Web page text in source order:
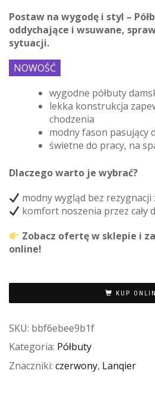
Postaw na wygodę i styl –
oddychające i wsuwane,
sytuacji.
NOWOŚĆ
wygodne półbuty
lekka konstrukcja
chodzenia
modny fason pasujący
świetne do pracy, na
Dlaczego warto je wybrać?
modny wygląd bez rezygnacji
komfort noszenia przez cały
Zobacz ofertę w sklepie i
online!
KUP
SKU: bbf6ebee9b1f
Kategoria: Półbuty
Znaczniki: czerwony, Lanqier